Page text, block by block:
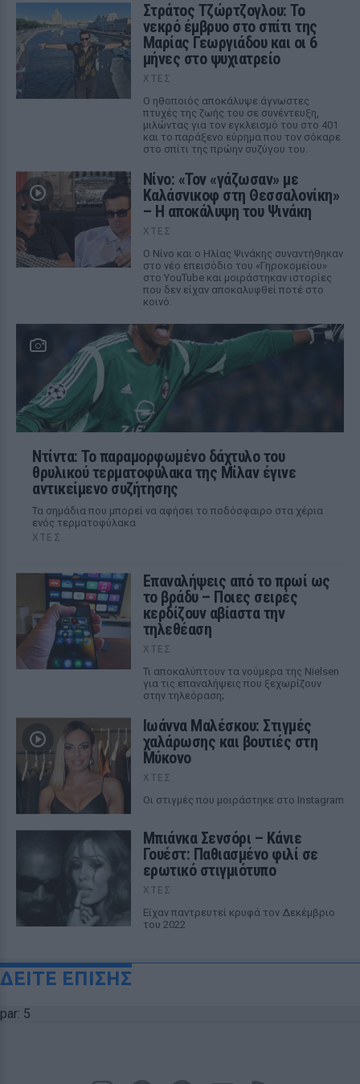
Στράτος Τζώρτζογλου: Το
νεκρό έμβρυο στο σπίτι της
Μαρίας Γεωργιάδου και οι 6
μήνες στο ψυχιατρείο
ΧΤΕΣ
Ο ηθοποιός αποκάλυψε άγνωστες
πτυχές της ζωής του σε συνέντευξη,
μιλώντας για τον εγκλεισμό του στο 401
και το παράξενο εύρημα που τον σόκαρε
στο σπίτι της πρώην συζύγου του.
Νίνο: «Τον «γάζωσαν» με
Καλάσνικοφ στη Θεσσαλονίκη»
– Η αποκάλυψη του Ψινάκη
ΧΤΕΣ
Ο Νίνο και ο Ηλίας Ψινάκης συναντήθηκαν
στο νέο επεισόδιο του «Γηροκομείου»
στο YouTube και μοιράστηκαν ιστορίες
που δεν είχαν αποκαλυφθεί ποτέ στο
κοινό.
Ντίντα: Το παραμορφωμένο δάχτυλο του
θρυλικού τερματοφύλακα της Μίλαν έγινε
αντικείμενο συζήτησης
Τα σημάδια που μπορεί να αφήσει το ποδόσφαιρο στα χέρια
ενός τερματοφύλακα
ΧΤΕΣ
Επαναλήψεις από το πρωί ως
το βράδυ – Ποιες σειρές
κερδίζουν αβίαστα την
τηλεθέαση
ΧΤΕΣ
Τι αποκαλύπτουν τα νούμερα της Nielsen
για τις επαναλήψεις που ξεχωρίζουν
στην τηλεόραση;
Ιωάννα Μαλέσκου: Στιγμές
χαλάρωσης και βουτιές στη
Μύκονο
ΧΤΕΣ
Οι στιγμές που μοιράστηκε στο Instagram
Μπιάνκα Σενσόρι – Κάνιε
Γουέστ: Παθιασμένο φιλί σε
ερωτικό στιγμιότυπο
ΧΤΕΣ
Είχαν παντρευτεί κρυφά τον Δεκέμβριο
του 2022
ΔΕΙΤΕ ΕΠΙΣΗΣ
par: 5